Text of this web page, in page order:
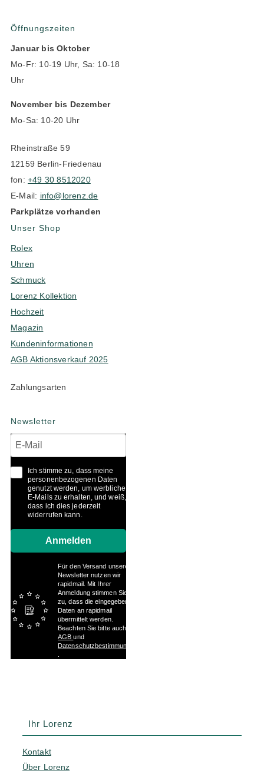
Öffnungszeiten
Januar bis Oktober
Mo-Fr: 10-19 Uhr, Sa: 10-18
Uhr
November bis Dezember
Mo-Sa: 10-20 Uhr
Rheinstraße 59
12159 Berlin-Friedenau
fon: +49 30 8512020
E-Mail: info@lorenz.de
Parkplätze vorhanden
Unser Shop
Rolex
Uhren
Schmuck
Lorenz Kollektion
Hochzeit
Magazin
Kundeninformationen
AGB Aktionsverkauf 2025
Zahlungsarten
Newsletter
Ich stimme zu, dass meine
personenbezogenen Daten
genutzt werden, um werbliche
E-Mails zu erhalten, und weiß,
dass ich dies jederzeit
widerrufen kann.
Anmelden
Für den Versand unserer
Newsletter nutzen wir
rapidmail. Mit Ihrer
Anmeldung stimmen Sie
zu, dass die eingegebenen
Daten an rapidmail
übermittelt werden.
Beachten Sie bitte auch die
AGBund
Datenschutzbestimmungen
Ihr Lorenz
Kontakt
Über Lorenz